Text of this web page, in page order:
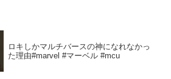
ロキしかマルチバースの神になれなかっ
た理由#marvel #マーベル #mcu